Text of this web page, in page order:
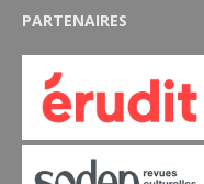
PARTENAIRES